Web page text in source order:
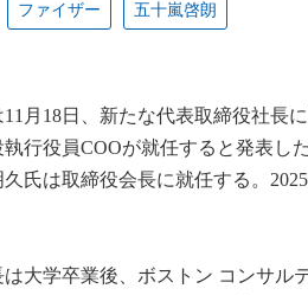
ファイザー 五十嵐啓朗
月18日、新たな代表取締役社長
行役員COOが就任すると発表し
氏は取締役会長に就任する。2025
大学卒業後、ボストン コンサル